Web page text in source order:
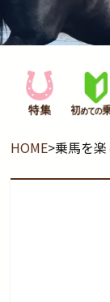
HOME>乗馬を